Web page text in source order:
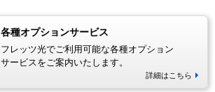
各種オプションサービス
フレッツ光でご利用可能な各種オプション
サービスをご案内いたします。
詳細はこちら